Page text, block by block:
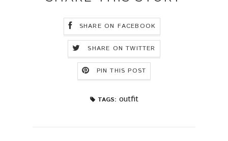
SHARE ON FACEBOOK
SHARE ON TWITTER
PIN THIS POST
TAGS: outfit